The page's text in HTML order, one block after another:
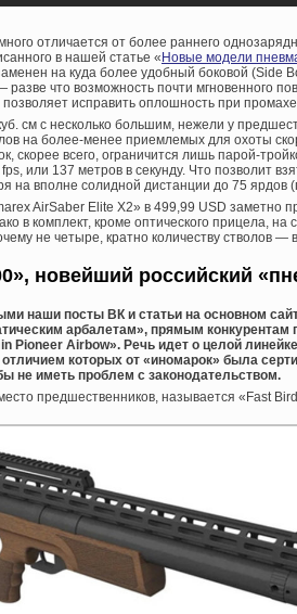
отличается от более раннего
в нашей статье «Новые модели
на куда более удобный боковой (Side
что возможность почти мгновенного
исправить оплошность при
см с несколько большим, нежели у
на более-менее приемлемых для охоты
скорее всего, ограничится лишь парой-
или 137 метров в секунду. Что позволит
на вполне солидной дистанции до 75 ярдов
AirSaber Elite X2» в 499,99 USD заметно
в комплект, кроме оптического прицела,
не четыре, кратно количеству стволов —
новейший российский
наши посты ВК и статьи на основном
арбалетам», прямым конкурентам
Pioneer Airbow». Речь идет о целой
которых от «иномарок» была
не иметь проблем с законодательством.
предшественников, называется «Fast